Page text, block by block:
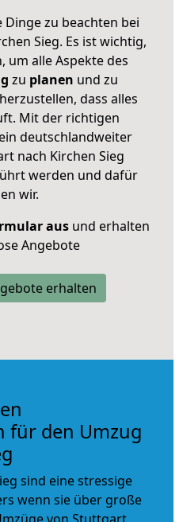
Dinge zu beachten bei
Sieg. Es ist wichtig,
um alle Aspekte des
zu planen und zu
dass alles
Mit der richtigen
deutschlandweiter
nach Kirchen Sieg
werden und dafür
wir.
ausund erhalten
Angebote
erhalten
für den Umzug
sind eine stressige
wenn sie über große